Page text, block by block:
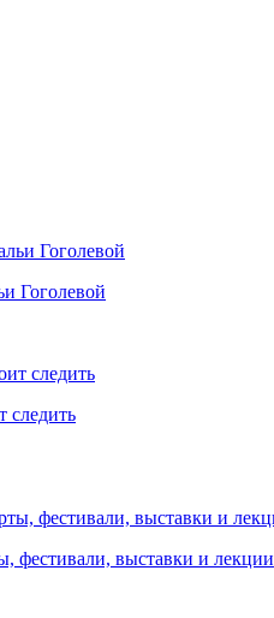
Гоголевой
следить
фестивали, выставки и лекции